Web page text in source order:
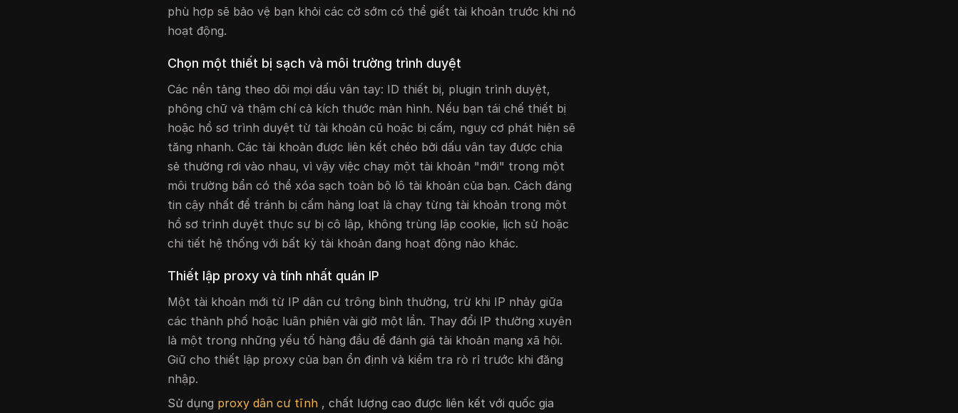
phù hợp sẽ bảo vệ bạn khỏi các cờ sớm có thể giết tài khoản trước khi nó
hoạt động.
Chọn một thiết bị sạch và môi trường trình duyệt
Các nền tảng theo dõi mọi dấu vân tay: ID thiết bị, plugin trình duyệt,
phông chữ và thậm chí cả kích thước màn hình. Nếu bạn tái chế thiết bị
hoặc hồ sơ trình duyệt từ tài khoản cũ hoặc bị cấm, nguy cơ phát hiện sẽ
tăng nhanh. Các tài khoản được liên kết chéo bởi dấu vân tay được chia
sẻ thường rơi vào nhau, vì vậy việc chạy một tài khoản "mới" trong một
môi trường bẩn có thể xóa sạch toàn bộ lô tài khoản của bạn. Cách đáng
tin cậy nhất để tránh bị cấm hàng loạt là chạy từng tài khoản trong một
hồ sơ trình duyệt thực sự bị cô lập, không trùng lặp cookie, lịch sử hoặc
chi tiết hệ thống với bất kỳ tài khoản đang hoạt động nào khác.
Thiết lập proxy và tính nhất quán IP
Một tài khoản mới từ IP dân cư trông bình thường, trừ khi IP nhảy giữa
các thành phố hoặc luân phiên vài giờ một lần. Thay đổi IP thường xuyên
là một trong những yếu tố hàng đầu để đánh giá tài khoản mạng xã hội.
Giữ cho thiết lập proxy của bạn ổn định và kiểm tra rò rỉ trước khi đăng
nhập.
Sử dụng proxy dân cư tĩnh , chất lượng cao được liên kết với quốc gia